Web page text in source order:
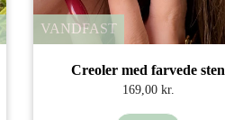
VANDFAST
Creoler med farvede sten
169,00 kr.